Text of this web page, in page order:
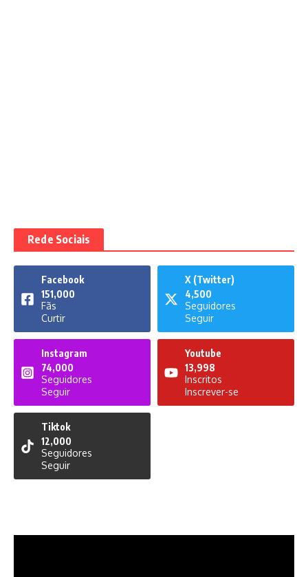
Rede Sociais
Facebook
151,000
Fãs
Curtir
X (Twitter)
4,500
Seguidores
Seguir
Instagram
74,000
Seguidores
Seguir
Youtube
13,998
Inscritos
Inscrever-se
Tiktok
12,000
Seguidores
Seguir